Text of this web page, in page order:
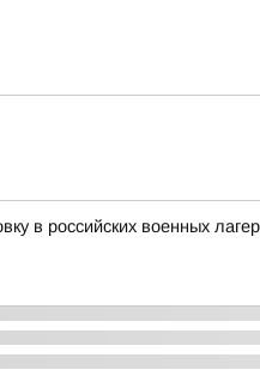
в российских военных